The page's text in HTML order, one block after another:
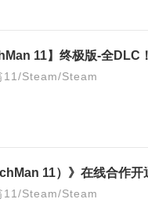
11/Steam/Steam
11）》在线合作
11/Steam/Steam